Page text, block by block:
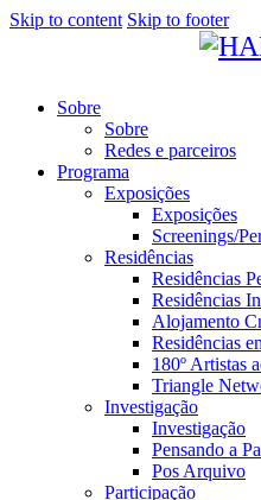
Skip to content Skip to footer
Sobre
Sobre
Redes e parceiros
Programa
Exposições
Exposições
Screenings/
Residências
Residências
Residências
Alojamento
Residências
180º Artistas
Triangle
Investigação
Investigação
Pensando a
Pos Arquivo
Participação